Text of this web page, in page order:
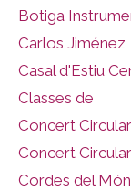
Botiga
Carlos Jiménez
Casal d'Estiu
Classes de
Concert Circular
Concert
Cordes del Món